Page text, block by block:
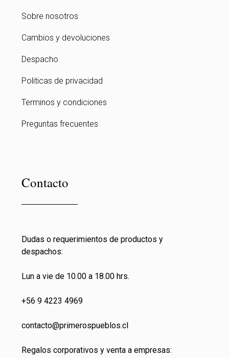
Sobre nosotros
Cambios y devoluciones
Despacho
Politicas de privacidad
Terminos y condiciones
Preguntas frecuentes
Contacto
Dudas o requerimientos de productos y
despachos:
Lun a vie de 10.00 a 18.00 hrs.
+56 9 4223 4969
contacto@primerospueblos.cl
Regalos corporativos y venta a empresas: